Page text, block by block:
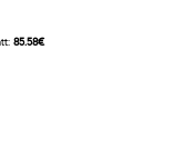
85.58€